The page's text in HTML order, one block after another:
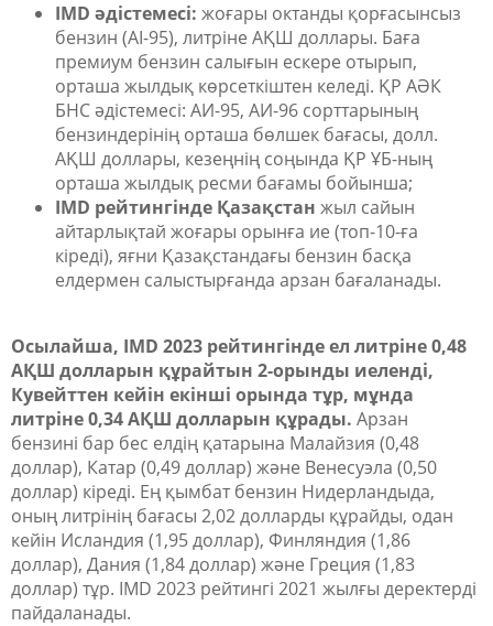
IMD әдістемесі: жоғары октанды қорғасынсыз
бензин (AI-95), литріне АҚШ доллары. Баға
премиум бензин салығын ескере отырып,
орташа жылдық көрсеткіштен келеді. ҚР АӘК
БНС әдістемесі: АИ-95, АИ-96 сорттарының
бензиндерінің орташа бөлшек бағасы, долл.
АҚШ доллары, кезеңнің соңында ҚР ҰБ-ның
орташа жылдық ресми бағамы бойынша;
IMD рейтингінде Қазақстан жыл сайын
айтарлықтай жоғары орынға ие (топ-10-ға
кіреді), яғни Қазақстандағы бензин басқа
елдермен салыстырғанда арзан бағаланады.
Осылайша, IMD 2023 рейтингінде ел литріне 0,48
АҚШ долларын құрайтын 2-орынды иеленді,
Кувейттен кейін екінші орында тұр, мұнда
литріне 0,34 АҚШ долларын құрады. Арзан
бензині бар бес елдің қатарына Малайзия (0,48
доллар), Катар (0,49 доллар) және Венесуэла (0,50
доллар) кіреді. Ең қымбат бензин Нидерландыда,
оның литрінің бағасы 2,02 долларды құрайды, одан
кейін Исландия (1,95 доллар), Финляндия (1,86
доллар), Дания (1,84 доллар) және Греция (1,83
доллар) тұр. IMD 2023 рейтингі 2021 жылғы деректерді
пайдаланады.